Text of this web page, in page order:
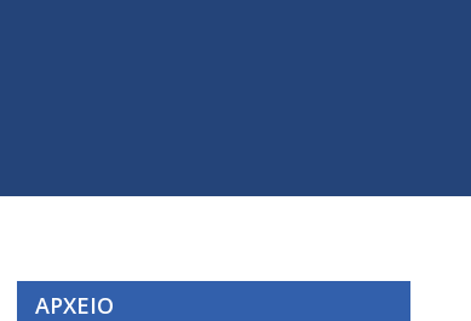
ΑΡΧΕΙΟ